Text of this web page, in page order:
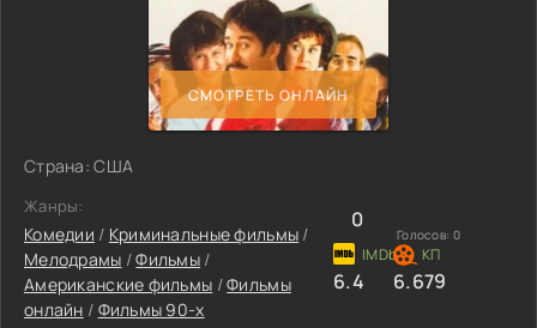
СМОТРЕТЬ ОНЛАЙН
Страна: США
Жанры:
Комедии / Криминальные фильмы /
Мелодрамы /Фильмы /
Американские фильмы /Фильмы
онлайн / Фильмы 90-х
0
Голосов: 0
6.4 6.679